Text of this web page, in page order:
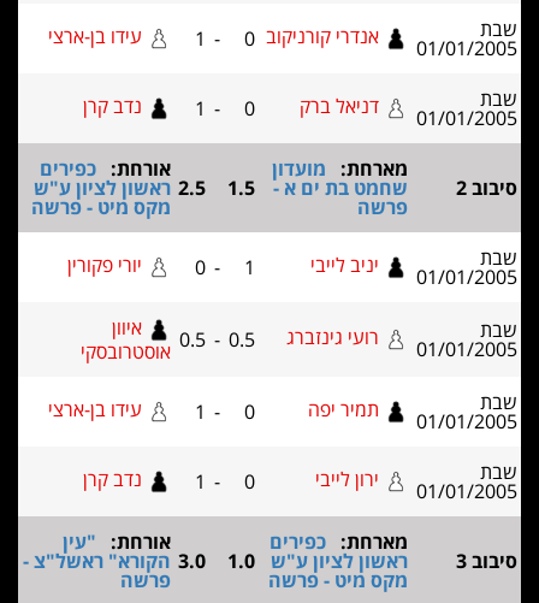
01/01/ אנדרי קורניקוב 0
-
1 עידו בן-ארצי
01/01/ דניאל ברק 0
1 נדב קרן
מארחת:מועדון
שחמט בת ים א - 1.5
2.5
אורחת:כפירים
ראשון לציון ע"ש
מקס מיט - פרשה
01/01/ יניב לייבי 0 יורי פקורין
01/01/ רועי גינזברג 0.5
0.5
איוון
אוסטרובסקי
01/01/ תמיר יפה 1 עידו בן-ארצי
01/01/ ירון לייבי 1 נדב קרן
מארחת:כפירים
ראשון לציון ע"ש
מקס מיט - פרשה
1.0
3.0
אורחת:"עין
הקורא" ראשל"צ -